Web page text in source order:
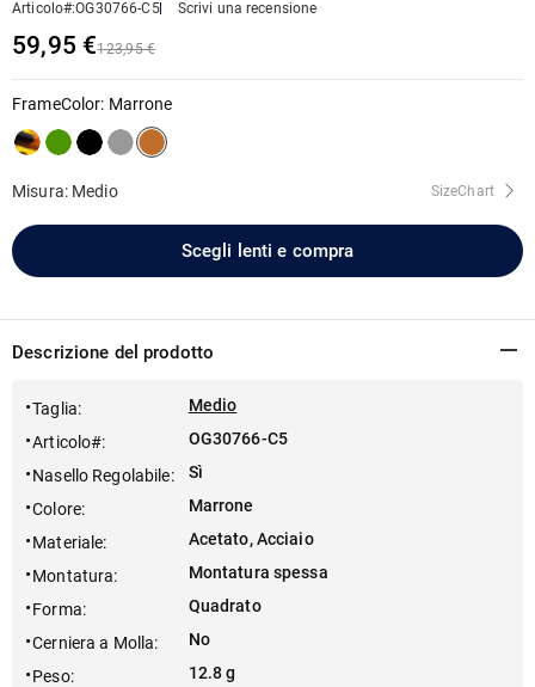
Articolo#:OG30766-C5 Scrivi una recensione
59,95 €123,95 €
FrameColor: Marrone
Misura: Medio SizeChart
Scegli lenti e compra
Descrizione del prodotto
Taglia:
Medio
Articolo#:
OG30766-C5
Nasello Regolabile:
Sì
Colore:
Marrone
Materiale:
Acetato, Acciaio
Montatura:
Montatura spessa
Forma:
Quadrato
Cerniera a Molla:
No
Peso: 12.8 g